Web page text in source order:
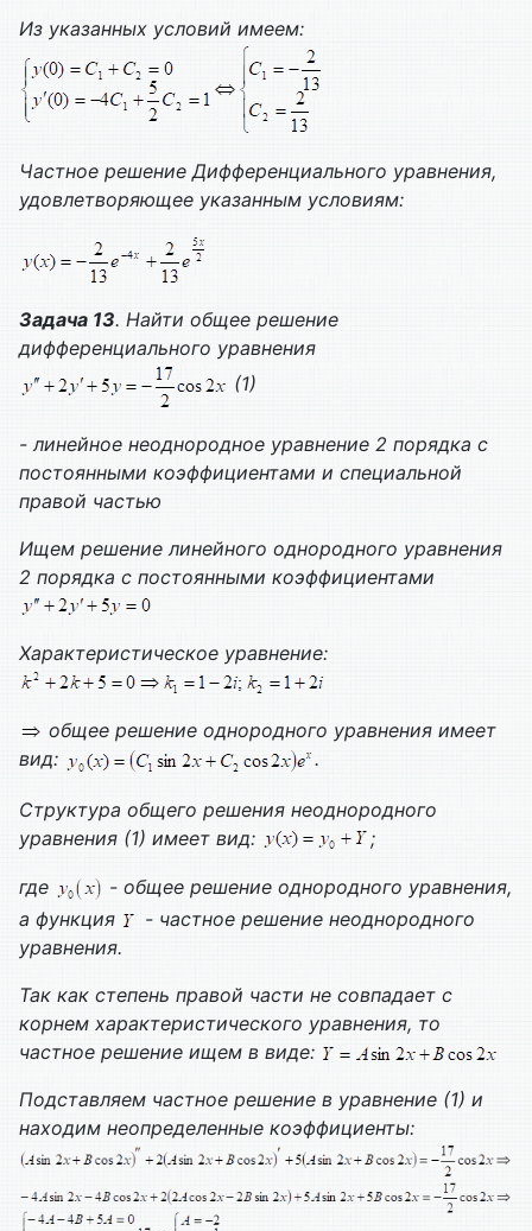
Из указанных условий имеем:
Частное решение Дифференциального уравнения,
удовлетворяющее указанным условиям:
Задача 13. Найти общее решение
дифференциального уравнения
(1)
- линейное неоднородное уравнение 2 порядка с
постоянными коэффициентами и специальной
правой частью
Ищем решение линейного однородного уравнения
2 порядка с постоянными коэффициентами
Характеристическое уравнение:
общее решение однородного уравнения имеет
вид:
.
Структура общего решения неоднородного
уравнения (1) имеет вид:
;
где
- общее решение однородного уравнения,
а функция
- частное решение неоднородного
уравнения.
Так как степень правой части не совпадает с
корнем характеристического уравнения, то
частное решение ищем в виде:
Подставляем частное решение в уравнение (1) и
находим неопределенные коэффициенты: